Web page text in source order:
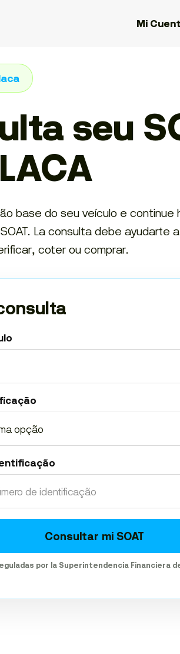
Mi
seu
base do seu veículo e continue
La consulta debe ayudarte
coter ou comprar.
Consultar mi SOAT
por la Superintendencia Financiera